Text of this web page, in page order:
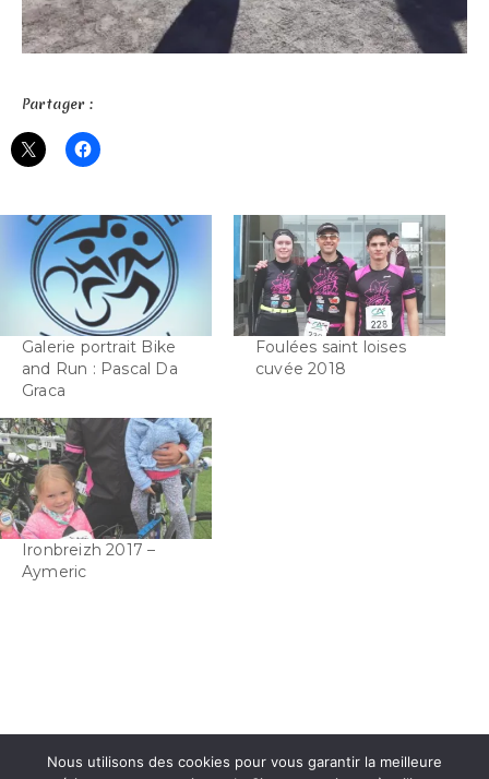
Partager :
Galerie portrait Bike
and Run : Pascal Da
Graca
Foulées saint loises
cuvée 2018
Ironbreizh 2017 –
Aymeric
Nous utilisons des cookies pour vous garantir la meilleure